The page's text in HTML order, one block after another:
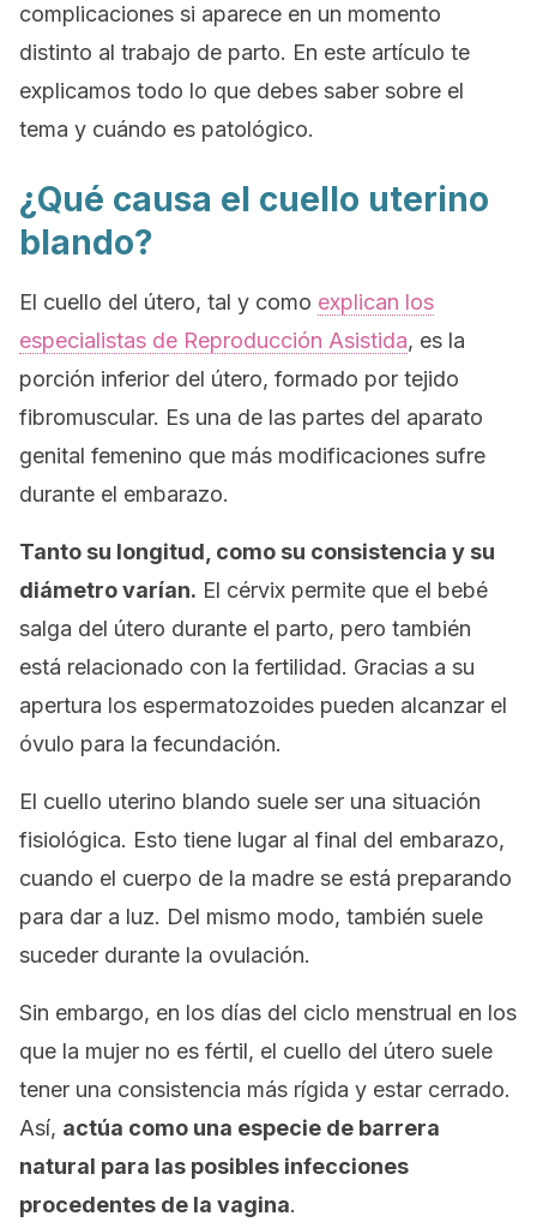
complicaciones si aparece en un momento
distinto al trabajo de parto. En este artículo te
explicamos todo lo que debes saber sobre el
tema y cuándo es patológico.
¿Qué causa el cuello uterino
blando?
El cuello del útero, tal y como explican los
especialistas de Reproducción Asistida, es la
porción inferior del útero, formado por tejido
fibromuscular. Es una de las partes del aparato
genital femenino que más modificaciones sufre
durante el embarazo.
Tanto su longitud, como su consistencia y su
diámetro varían. El cérvix permite que el bebé
salga del útero durante el parto, pero también
está relacionado con la fertilidad. Gracias a su
apertura los espermatozoides pueden alcanzar el
óvulo para la fecundación.
El cuello uterino blando suele ser una situación
fisiológica. Esto tiene lugar al final del embarazo,
cuando el cuerpo de la madre se está preparando
para dar a luz. Del mismo modo, también suele
suceder durante la ovulación.
Sin embargo, en los días del ciclo menstrual en los
que la mujer no es fértil, el cuello del útero suele
tener una consistencia más rígida y estar cerrado.
Así, actúa como una especie de barrera
natural para las posibles infecciones
procedentes de la vagina.